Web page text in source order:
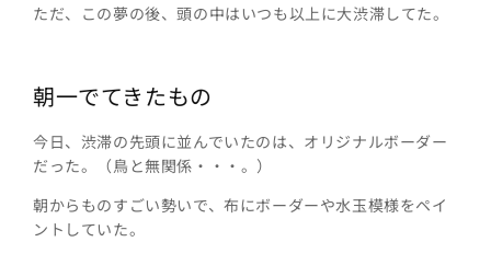
ただ、この夢の後、頭の中はいつも以上に大渋滞してた。
朝一でてきたもの
今日、渋滞の先頭に並んでいたのは、オリジナルボーダー
だった。（鳥と無関係・・・。）
朝からものすごい勢いで、布にボーダーや水玉模様をペイ
ントしていた。